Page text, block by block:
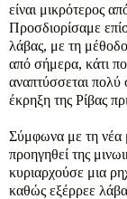
είναι μικρότερος
Προσδιορίσαμε
λάβας, με τη
από σήμερα, κάτι
αναπτύσσεται
έκρηξη της Ρίβας
Σύμφωνα με τη νέα
προηγηθεί της
κυριαρχούσε μια
καθώς εξέρρεε